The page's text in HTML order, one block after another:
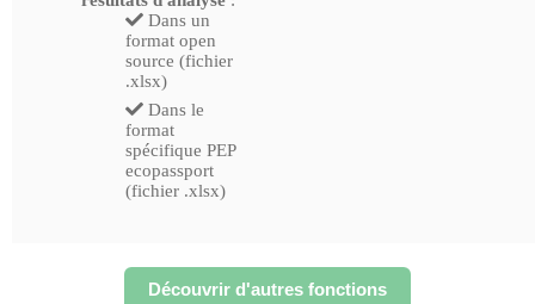
Dans un
format open
source (fichier
.xlsx)
Dans le
format
spécifique PEP
ecopassport
(fichier .xlsx)
Découvrir d'autres fonctions